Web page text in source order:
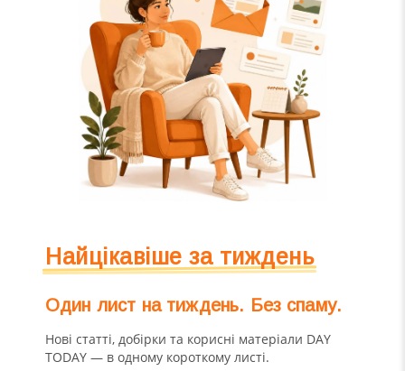
Найцікавіше за тиждень
Один лист на тиждень. Без спаму.
Нові статті, добірки та корисні матеріали DAY
TODAY — в одному короткому листі.